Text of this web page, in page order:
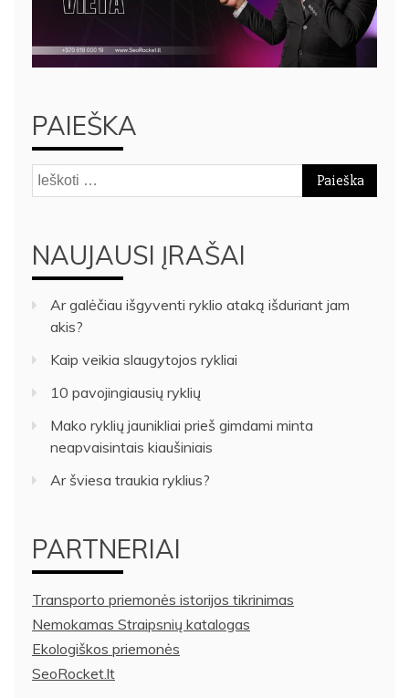
PAIEŠKA
Ieškoti:
NAUJAUSI ĮRAŠAI
Ar galėčiau išgyventi ryklio ataką išduriant jam
akis?
Kaip veikia slaugytojos rykliai
10 pavojingiausių ryklių
Mako ryklių jaunikliai prieš gimdami minta
neapvaisintais kiaušiniais
Ar šviesa traukia ryklius?
PARTNERIAI
Transporto priemonės istorijos tikrinimas
Nemokamas Straipsnių katalogas
Ekologiškos priemonės
SeoRocket.lt